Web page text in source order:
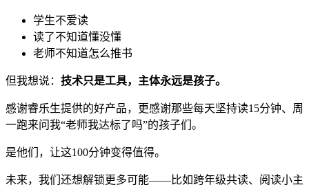
学生不爱读
读了不知道懂没懂
老师不知道怎么推书
但我想说： 技术只是工具，主体永远是孩子。
感谢睿乐生提供的好产品，更感谢那些每天坚持读15分钟、周
一跑来问我“老师我达标了吗”的孩子们。
是他们，让这100分钟变得值得。
未来，我们还想解锁更多可能——比如跨年级共读、阅读小主